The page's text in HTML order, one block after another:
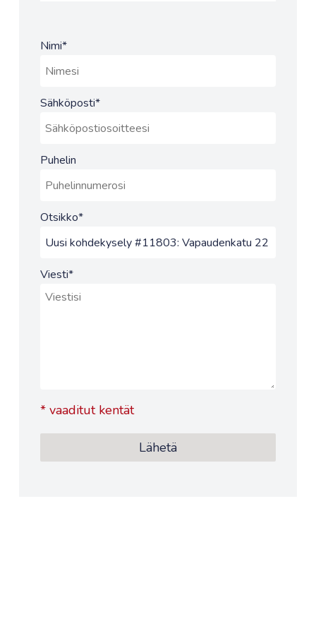
Nimi*
Sähköposti*
Puhelin
Otsikko*
Viesti*
*vaaditut kentät